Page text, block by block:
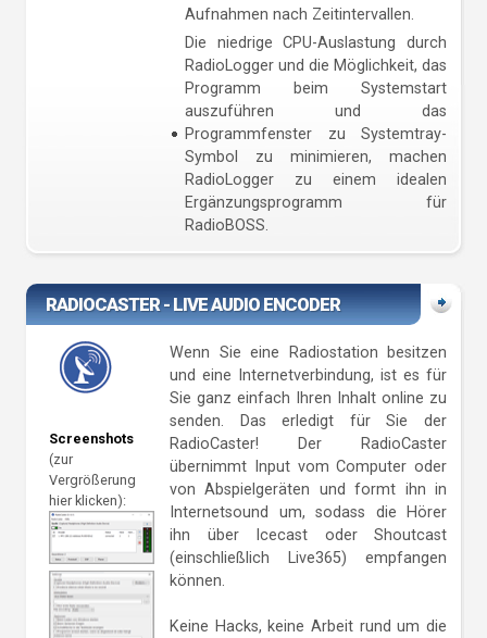
Aufnahmen nach Zeitintervallen.
Die niedrige CPU-Auslastung durch
RadioLogger und die Möglichkeit, das
Programm beim Systemstart
auszuführen und das
Programmfenster zu Systemtray-
Symbol zu minimieren, machen
RadioLogger zu einem idealen
Ergänzungsprogramm für
RadioBOSS.
RADIOCASTER - LIVE AUDIO ENCODER
Screenshots
(zur
Vergrößerung
hier klicken):
Wenn Sie eine Radiostation besitzen
und eine Internetverbindung, ist es für
Sie ganz einfach Ihren Inhalt online zu
senden. Das erledigt für Sie der
RadioCaster! Der RadioCaster
übernimmt Input vom Computer oder
von Abspielgeräten und formt ihn in
Internetsound um, sodass die Hörer
ihn über Icecast oder Shoutcast
(einschließlich Live365) empfangen
können.
Keine Hacks, keine Arbeit rund um die